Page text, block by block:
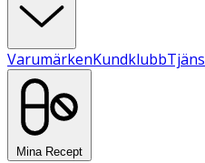
VarumärkenKundklubb
Mina Recept